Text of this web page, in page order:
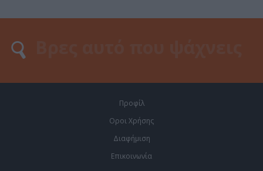
Προφίλ
Οροι Χρήσης
Διαφήμιση
Επικοινωνία